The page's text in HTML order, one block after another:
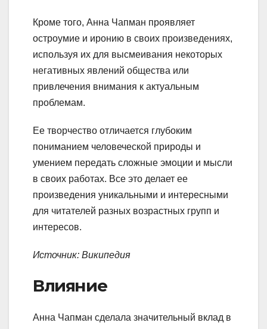
Кроме того, Анна Чапман проявляет
остроумие и иронию в своих произведениях,
используя их для высмеивания некоторых
негативных явлений общества или
привлечения внимания к актуальным
проблемам.
Ее творчество отличается глубоким
пониманием человеческой природы и
умением передать сложные эмоции и мысли
в своих работах. Все это делает ее
произведения уникальными и интересными
для читателей разных возрастных групп и
интересов.
Источник: Википедия
Влияние
Анна Чапман сделала значительный вклад в